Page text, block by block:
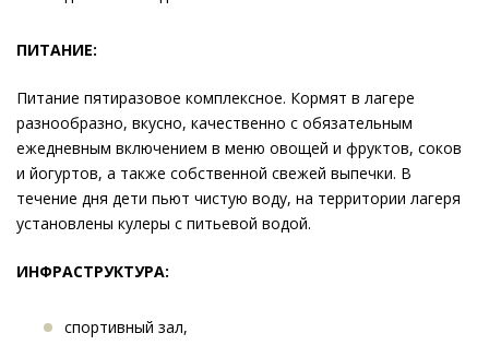
ПИТАНИЕ:
Питание пятиразовое комплексное. Кормят в лагере
разнообразно, вкусно, качественно с обязательным
ежедневным включением в меню овощей и фруктов, соков
и йогуртов, а также собственной свежей выпечки. В
течение дня дети пьют чистую воду, на территории лагеря
установлены кулеры с питьевой водой.
ИНФРАСТРУКТУРА:
спортивный зал,